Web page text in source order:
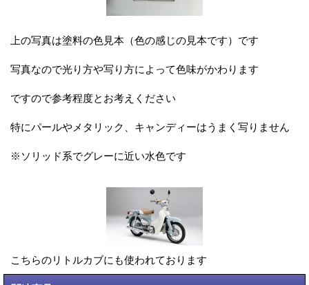
上の写真は塗料の色見本（色の感じの見本です）です
写真なので光り方や写り方によって色味がかわります
ですので参考程度とお考えください
特にパールやメタリック、キャンディーはうまく写りません
※ソリッド系でグレーに近い水色です
こちらのリトルカブにも使われております